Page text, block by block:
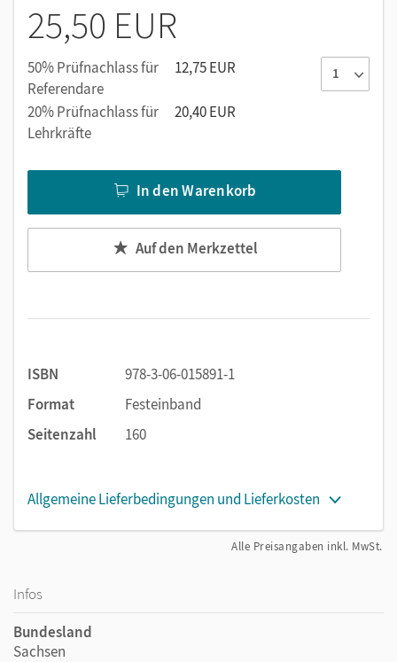
und Bewertungsaufträge
Teste-dein-Grundwissen-Seiten: Aufgaben zur
Selbstkontrolle und Lösungen im Anhang des Buches
Auf den Punkt gebracht: systematisierende und
vernetzende Zusammenfassungen des Basiswissens
Aufgabenseiten: differenzierende, materialgebundene
25,50 EUR
50% Prüfnachlass für
Referendare
12,75 EUR
20% Prüfnachlass für
Lehrkräfte
20,40 EUR
In den Warenkorb
Auf den Merkzettel
ISBN
978-3-06-015891-1
Format
Festeinband
Seitenzahl
160
Allgemeine Lieferbedingungen und Lieferkosten
Alle Preisangaben inkl. MwSt.
Infos
Bundesland
Sachsen